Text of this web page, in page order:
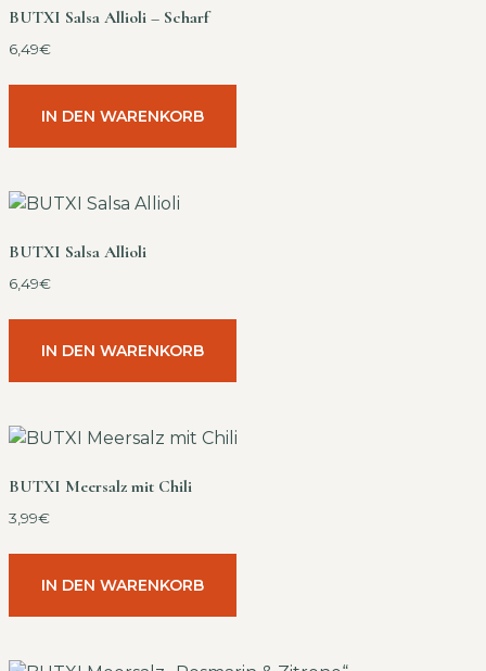
BUTXI Salsa Allioli – Scharf
6,49€
IN DEN WARENKORB
BUTXI Salsa Allioli
6,49€
IN DEN WARENKORB
BUTXI Meersalz mit Chili
3,99€
IN DEN WARENKORB